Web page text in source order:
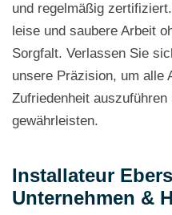
und regelmäßig
leise und saubere Arbeit
Sorgfalt. Verlassen Sie
unsere Präzision, um alle
Zufriedenheit
gewährleisten.
Installateur
Unternehmen &